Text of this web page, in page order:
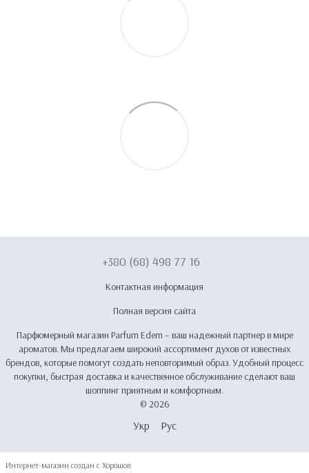
+380 (68) 498 77 16
Контактная информация
Полная версия сайта
Парфюмерный магазин Parfum Edem – ваш надежный партнер в мире
ароматов. Мы предлагаем широкий ассортимент духов от известных
брендов, которые помогут создать неповторимый образ. Удобный процесс
покупки, быстрая доставка и качественное обслуживание сделают ваш
шоппинг приятным и комфортным.
© 2026
Укр Рус
Интернет-магазин создан с Хорошоп